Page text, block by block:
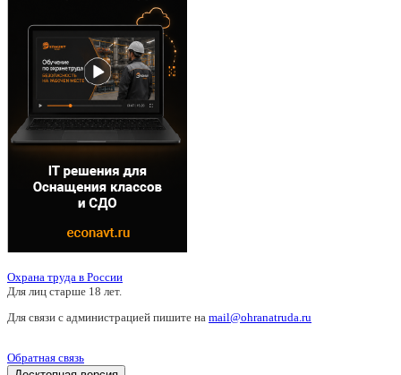
Охрана труда в России
Для лиц старше 18 лет.
Для связи с администрацией пишите на mail@ohranatruda.ru
Обратная связь